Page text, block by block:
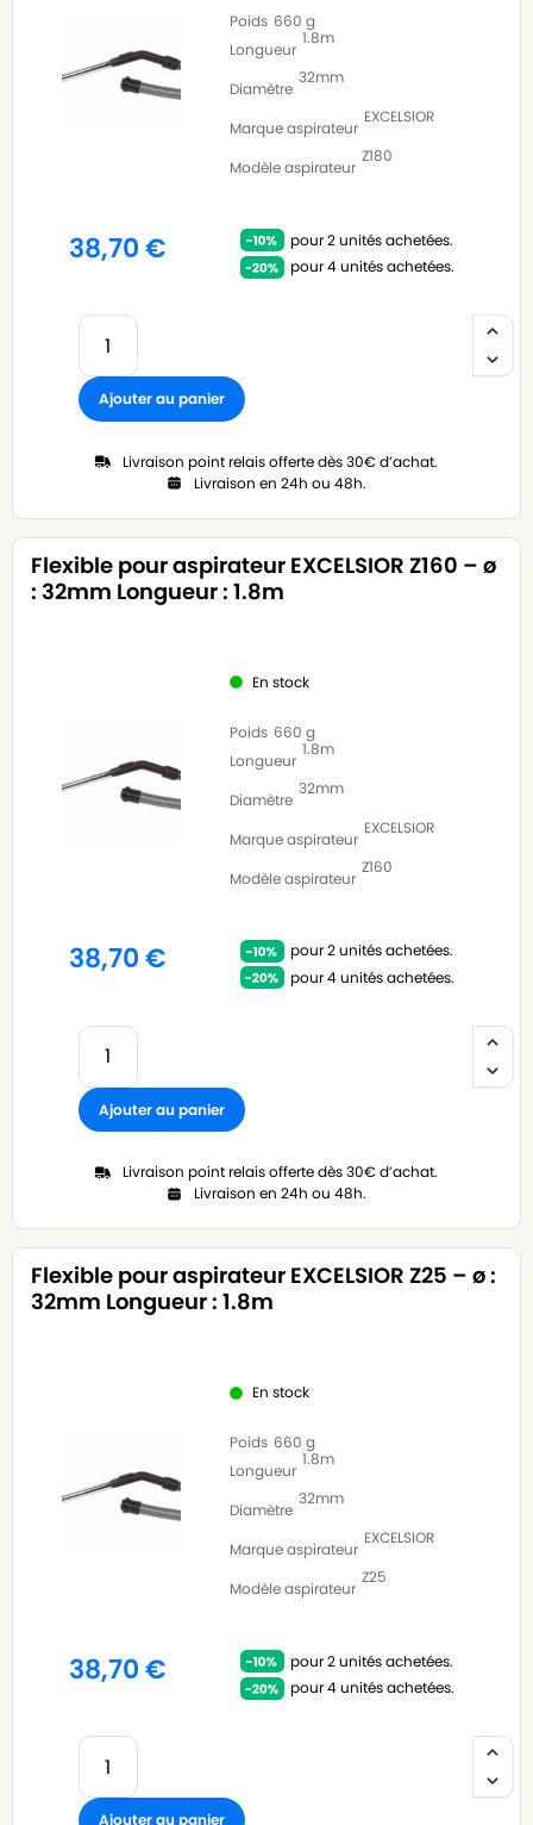
Poids 660 g
Longueur
1.8m
Diamètre
32mm
Marque aspirateur
EXCELSIOR
Modèle aspirateur
Z180
38,70€
pour 2 unités achetées.
pour 4 unités achetées.
Ajouter au panier
Livraison point relais offerte dès 30€ d’achat.
Livraison en 24h ou 48h.
Flexible pour aspirateur EXCELSIOR Z160 – ø
: 32mm Longueur : 1.8m
En stock
Poids 660 g
Longueur
1.8m
Diamètre
32mm
Marque aspirateur
EXCELSIOR
Modèle aspirateur
Z160
38,70€
pour 2 unités achetées.
pour 4 unités achetées.
Ajouter au panier
Livraison point relais offerte dès 30€ d’achat.
Livraison en 24h ou 48h.
Flexible pour aspirateur EXCELSIOR Z25 – ø :
32mm Longueur : 1.8m
En stock
Poids 660 g
Longueur
1.8m
Diamètre
32mm
Marque aspirateur
EXCELSIOR
Modèle aspirateur
Z25
38,70€
pour 2 unités achetées.
pour 4 unités achetées.
Ajouter au panier